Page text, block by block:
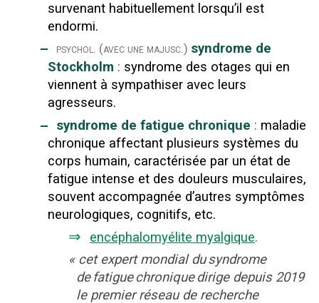
survenant habituellement lorsqu’il est
endormi.
‒ psychol. (avec une majusc.) syndrome de
Stockholm : syndrome des otages qui en
viennent à sympathiser avec leurs
agresseurs.
‒ syndrome de fatigue chronique : maladie
chronique affectant plusieurs systèmes du
corps humain, caractérisée par un état de
fatigue intense et des douleurs musculaires,
souvent accompagnée d’autres symptômes
neurologiques, cognitifs, etc.
⇒ encéphalomyélite myalgique.
« cet expert mondial du syndrome
de fatigue chronique dirige depuis 2019
le premier réseau de recherche